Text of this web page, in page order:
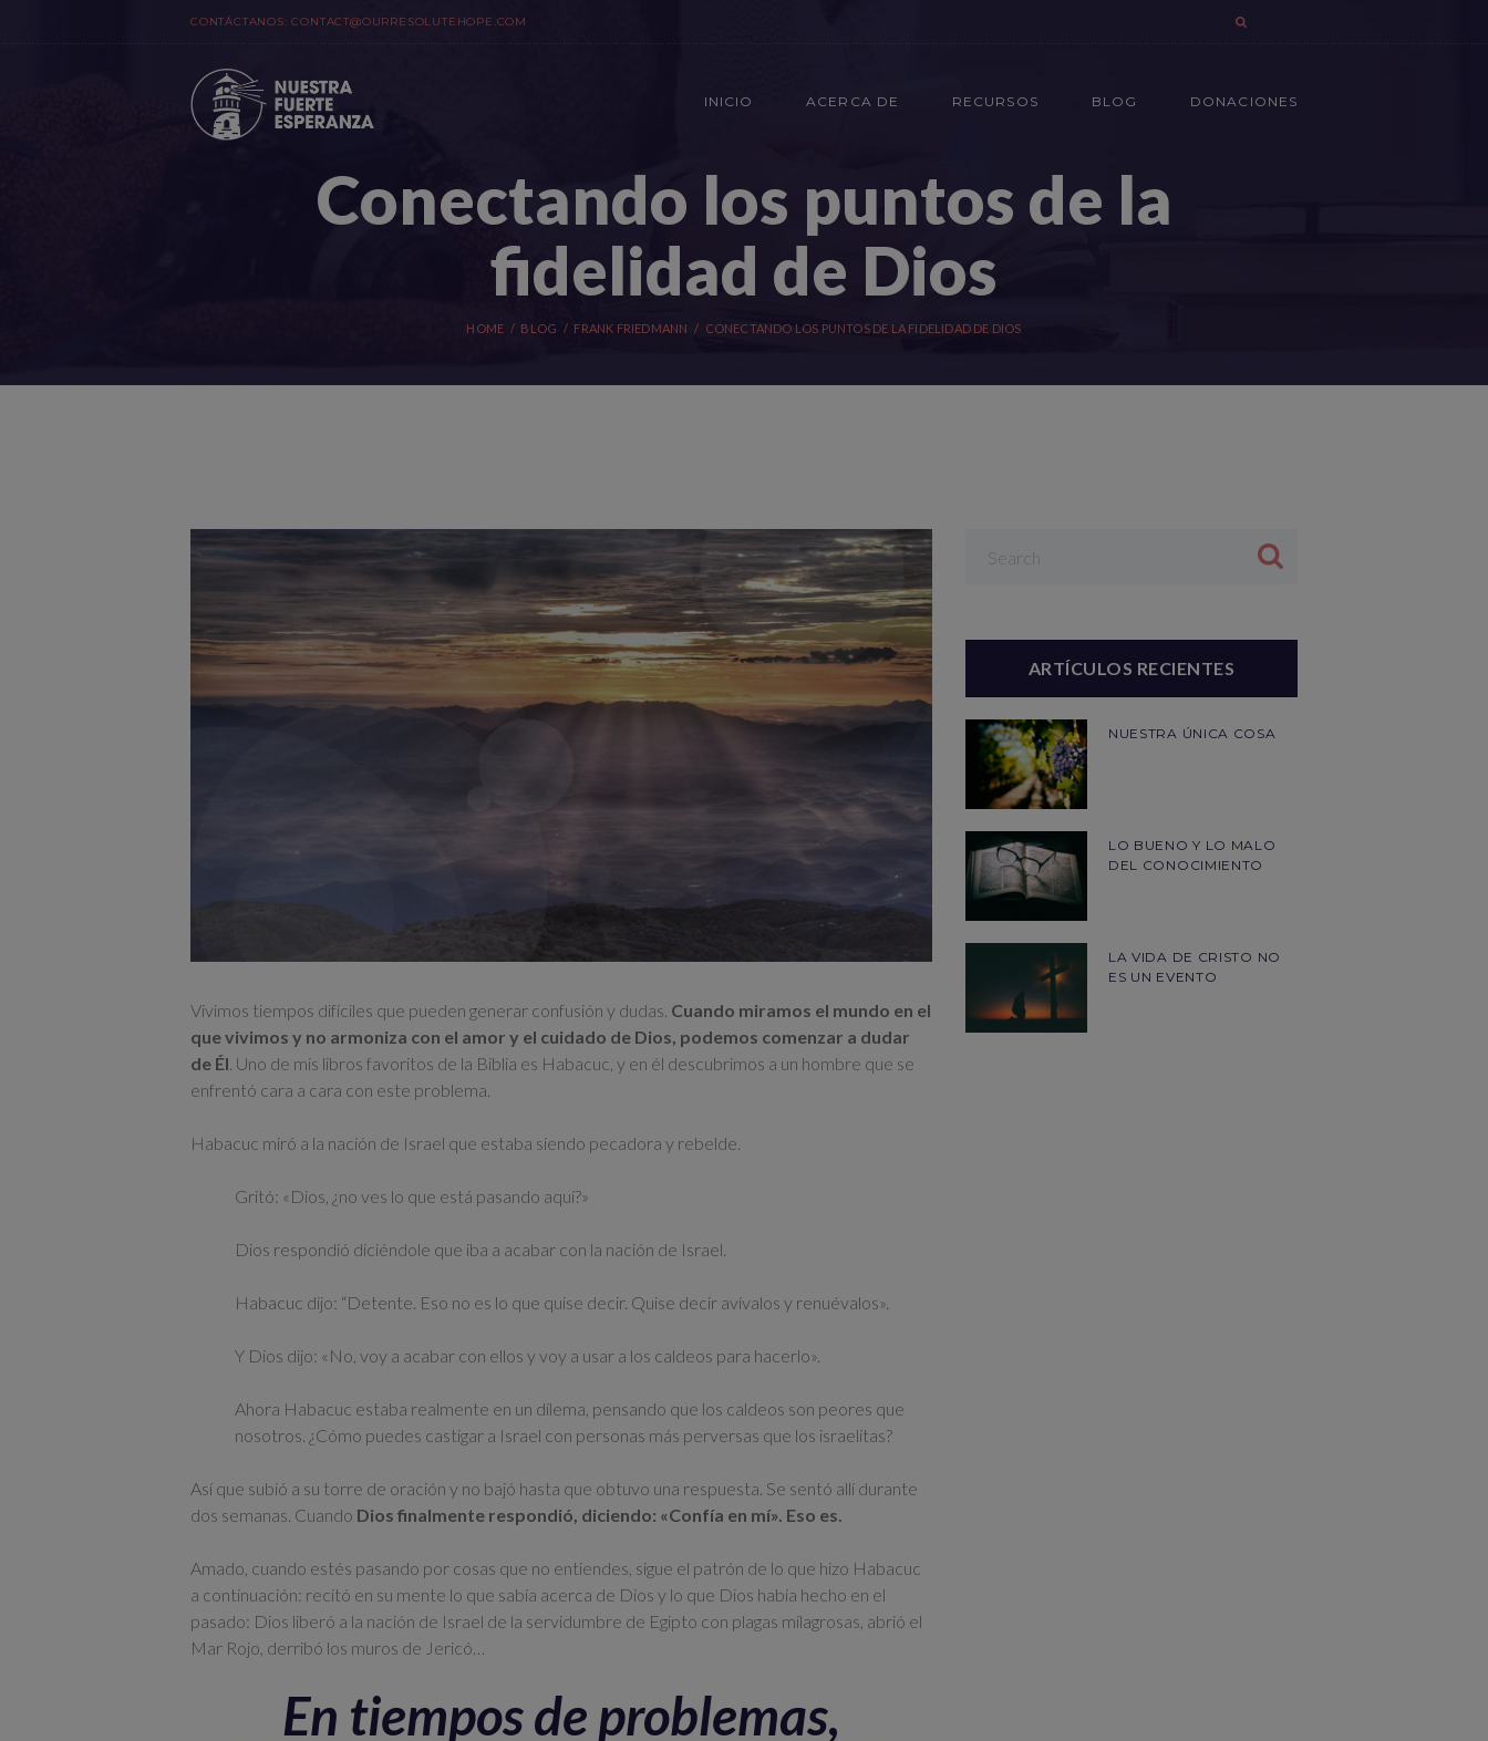
CONTÁCTANOS:CONTACT@OURRESOLUTEHOPE.COM
INICIO ACERCA DE RECURSOS BLOG DONACIONES
Conectando los puntos de la
fidelidad de Dios
HOME BLOG FRANK FRIEDMANN CONECTANDO LOS PUNTOS DE LA FIDELIDAD DE DIOS
Vivimos tiempos difíciles que pueden generar confusión y dudas. Cuando miramos el mundo en el
que vivimos y no armoniza con el amor y el cuidado de Dios, podemos comenzar a dudar
de Él . Uno de mis libros favoritos de la Biblia es Habacuc, y en él descubrimos a un hombre que se
enfrentó cara a cara con este problema.
Habacuc miró a la nación de Israel que estaba siendo pecadora y rebelde.
Gritó: «Dios, ¿no ves lo que está pasando aquí?»
Dios respondió diciéndole que iba a acabar con la nación de Israel.
Habacuc dijo: “Detente. Eso no es lo que quise decir. Quise decir avívalos y renuévalos».
Y Dios dijo: «No, voy a acabar con ellos y voy a usar a los caldeos para hacerlo».
Ahora Habacuc estaba realmente en un dilema, pensando que los caldeos son peores que
nosotros. ¿Cómo puedes castigar a Israel con personas más perversas que los israelitas?
Así que subió a su torre de oración y no bajó hasta que obtuvo una respuesta. Se sentó allí durante
dos semanas. Cuando Dios finalmente respondió, diciendo: «Confía en mí». Eso es.
Amado, cuando estés pasando por cosas que no entiendes, sigue el patrón de lo que hizo Habacuc
a continuación: recitó en su mente lo que sabía acerca de Dios y lo que Dios había hecho en el
pasado: Dios liberó a la nación de Israel de la servidumbre de Egipto con plagas milagrosas, abrió el
Mar Rojo, derribó los muros de Jericó…
En tiempos de problemas,
ARTÍCULOS RECIENTES
NUESTRA ÚNICA COSA
LO BUENO Y LO MALO
DEL CONOCIMIENTO
LA VIDA DE CRISTO NO
ES UN EVENTO